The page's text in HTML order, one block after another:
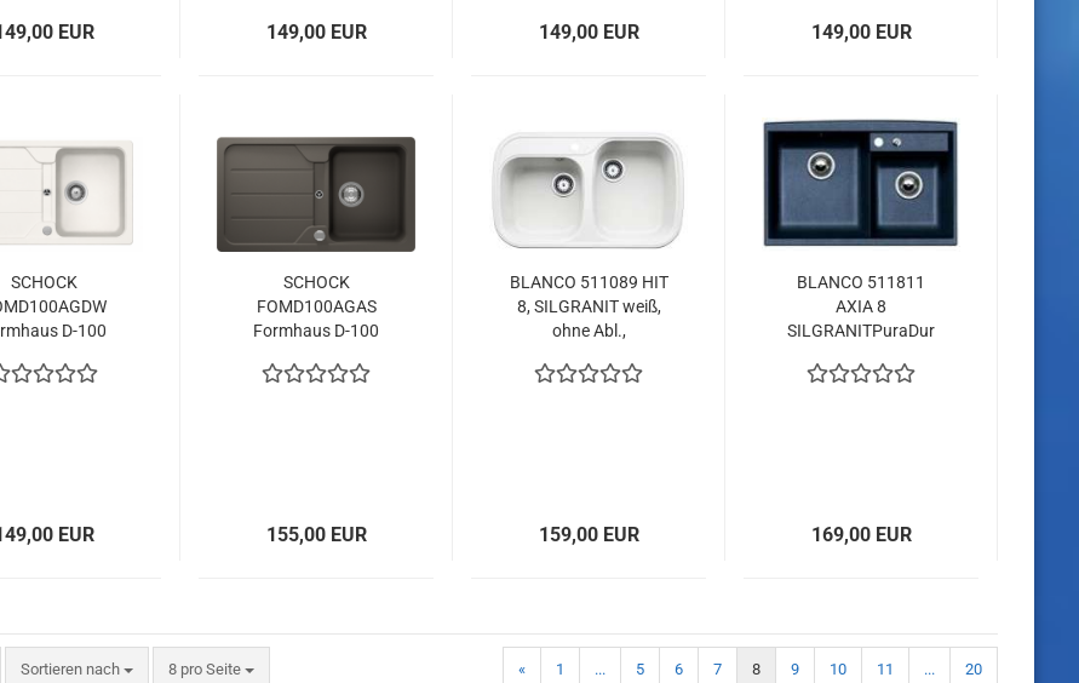
EUR 149,00 EUR 149,00 EUR 149,00 EUR
SCHOCK
D-100
cm Aufliegend
EUR
SCHOCK
FOMD100AGAS
Formhaus D-100
Unterschrank 45 cm
155,00 EUR
BLANCO 511089 HIT
8, SILGRANIT weiß,
ohne Abl.,
159,00 EUR
BLANCO 511811
AXIA 8
SILGRANITPuraDur
Ablauffernbedienung
169,00 EUR
Sortieren nach
Sortieren nach 8 pro Seite
pro Seite « 1 ... 5 6 7 8 9 10 11 ... 20